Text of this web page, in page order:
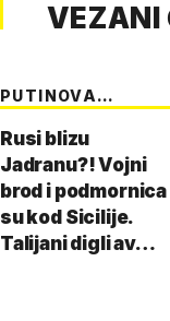
VEZANI
PUTINOVA
Rusi blizu
Jadranu?! Vojni
brod i podmornica
su kod Sicilije.
Talijani digli av…